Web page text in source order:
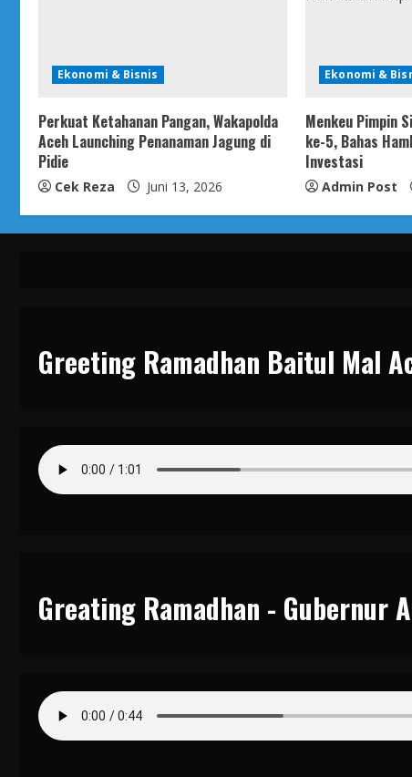
Ekonomi & Bisnis
Perkuat Ketahanan Pangan, Wakapolda
Aceh Launching Penanaman Jagung di
Pidie
Cek Reza Juni 13, 2026
Ekonomi &
Menkeu Pimpin
ke-5, Bahas
Investasi
Admin Post
Greeting Ramadhan Baitul Mal
Greating Ramadhan - Gubernur